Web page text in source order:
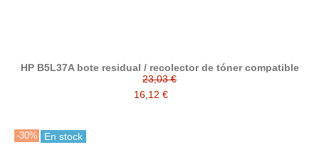
HP B5L37A bote residual / recolector de tóner compatible
23,03 €
16,12 €
-30% En stock